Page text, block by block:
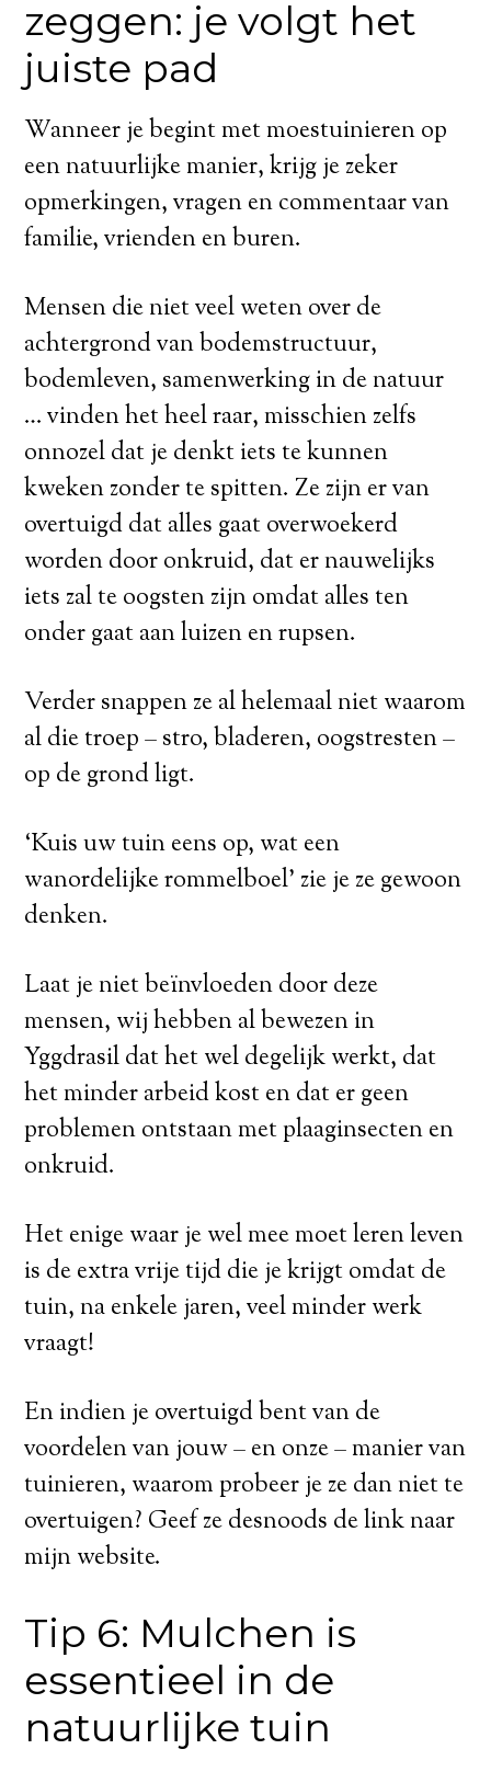
zeggen: je volgt het
juiste pad
Wanneer je begint met moestuinieren op
een natuurlijke manier, krijg je zeker
opmerkingen, vragen en commentaar van
familie, vrienden en buren.
Mensen die niet veel weten over de
achtergrond van bodemstructuur,
bodemleven, samenwerking in de natuur
… vinden het heel raar, misschien zelfs
onnozel dat je denkt iets te kunnen
kweken zonder te spitten. Ze zijn er van
overtuigd dat alles gaat overwoekerd
worden door onkruid, dat er nauwelijks
iets zal te oogsten zijn omdat alles ten
onder gaat aan luizen en rupsen.
Verder snappen ze al helemaal niet waarom
al die troep – stro, bladeren, oogstresten –
op de grond ligt.
‘Kuis uw tuin eens op, wat een
wanordelijke rommelboel’ zie je ze gewoon
denken.
Laat je niet beïnvloeden door deze
mensen, wij hebben al bewezen in
Yggdrasil dat het wel degelijk werkt, dat
het minder arbeid kost en dat er geen
problemen ontstaan met plaaginsecten en
onkruid.
Het enige waar je wel mee moet leren leven
is de extra vrije tijd die je krijgt omdat de
tuin, na enkele jaren, veel minder werk
vraagt!
En indien je overtuigd bent van de
voordelen van jouw – en onze – manier van
tuinieren, waarom probeer je ze dan niet te
overtuigen? Geef ze desnoods de link naar
mijn website.
Tip 6: Mulchen is
essentieel in de
natuurlijke tuin